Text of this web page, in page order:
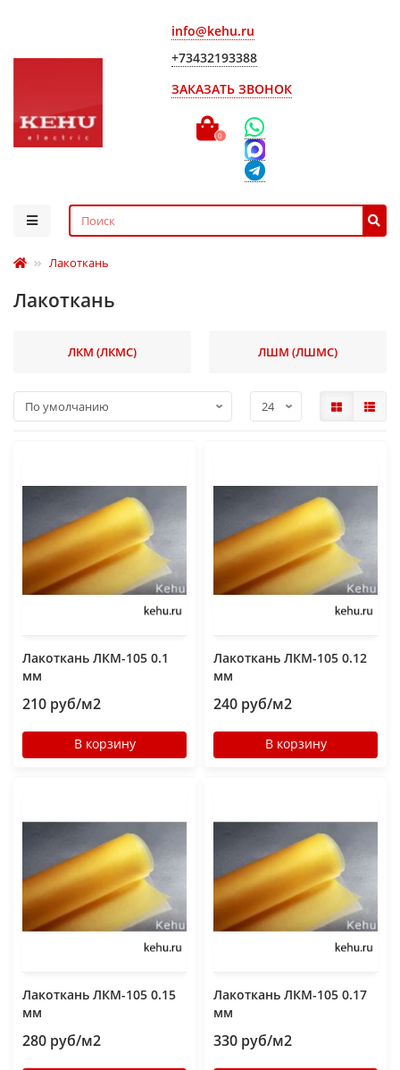
info@kehu.ru
+73432193388
ЗАКАЗАТЬ ЗВОНОК
0
Лакоткань
Лакоткань
ЛКМ (ЛКМС) ЛШМ (ЛШМС)
Лакоткань ЛКМ-105 0.1
мм
210 руб/м2
В корзину
Лакоткань ЛКМ-105 0.12
мм
240 руб/м2
В корзину
Лакоткань ЛКМ-105 0.15
мм
280 руб/м2
Лакоткань ЛКМ-105 0.17
мм
330 руб/м2